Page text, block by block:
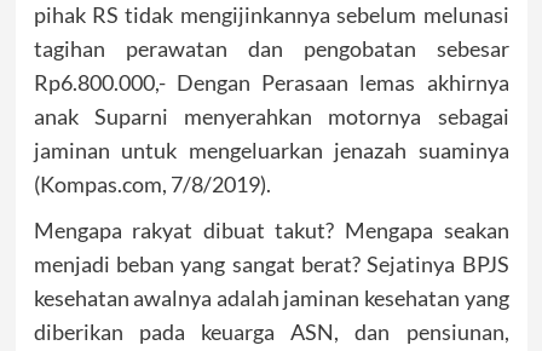
pihak RS tidak mengijinkannya sebelum melunasi
tagihan perawatan dan pengobatan sebesar
Rp6.800.000,- Dengan Perasaan lemas akhirnya
anak Suparni menyerahkan motornya sebagai
jaminan untuk mengeluarkan jenazah suaminya
(Kompas.com, 7/8/2019).
Mengapa rakyat dibuat takut? Mengapa seakan
menjadi beban yang sangat berat? Sejatinya BPJS
kesehatan awalnya adalah jaminan kesehatan yang
diberikan pada keuarga ASN, dan pensiunan,